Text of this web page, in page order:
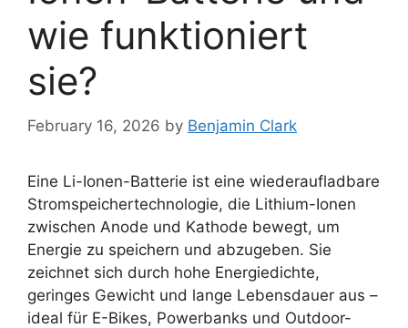
wie funktioniert
sie?
February 16, 2026 by Benjamin Clark
Eine Li-Ionen-Batterie ist eine wiederaufladbare
Stromspeichertechnologie, die Lithium-Ionen
zwischen Anode und Kathode bewegt, um
Energie zu speichern und abzugeben. Sie
zeichnet sich durch hohe Energiedichte,
geringes Gewicht und lange Lebensdauer aus –
ideal für E-Bikes, Powerbanks und Outdoor-